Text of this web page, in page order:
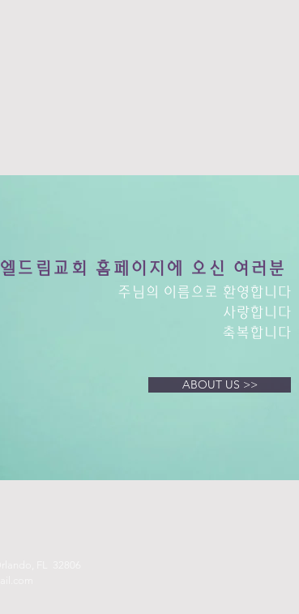
​엘드림교회 홈페이지에 오신 여러분
주님의 이름으로 환영합니다
사랑합니다
축복합니다
ABOUT US >>